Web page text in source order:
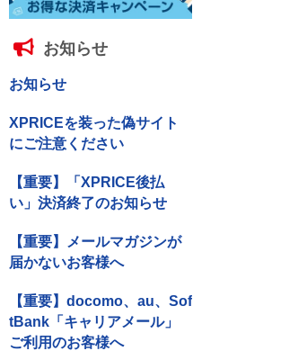
お知らせ
お知らせ
XPRICEを装った偽サイト
にご注意ください
【重要】「XPRICE後払
い」決済終了のお知らせ
【重要】メールマガジンが
届かないお客様へ
【重要】docomo、au、Sof
tBank「キャリアメール」
ご利用のお客様へ